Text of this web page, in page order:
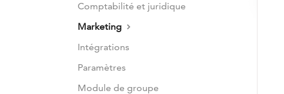
Comptabilité et juridique
Marketing
Intégrations
Paramètres
Module de groupe